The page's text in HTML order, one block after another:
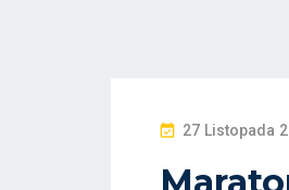
P
S
27 Listopada